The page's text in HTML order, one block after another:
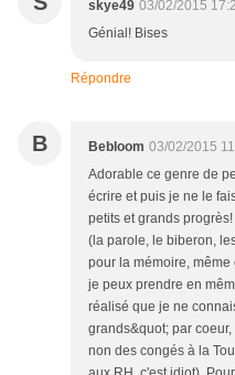
skye49 03/02/2015
Génial! Bises
Répondre
B Bebloom 03/02/2015
Adorable ce genre de
écrire et puis je ne le
petits et grands
(la parole, le biberon,
pour la mémoire,
je peux prendre en
réalisé que je ne
grands&quot; par
non des congés à la